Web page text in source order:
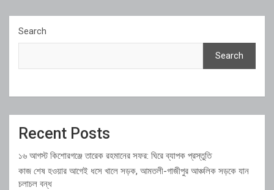
Search
Search
Recent Posts
১৬ আগস্ট কিশোরগঞ্জে তারেক রহমানের সফর: ঘিরে ব্যাপক প্রস্তুতি
কাজ শেষ হওয়ার আগেই ধসে খালে সড়ক, আমতলী-গাজীপুর আঞ্চলিক সড়কে যান
চলাচল বন্ধ